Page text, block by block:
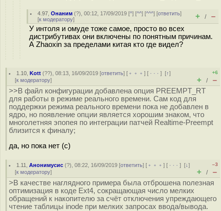
4.97 ,Онаним (?), 00:12, 17/09/2019 [^] [^^] [^^^] [ответить]
[к модератору] + / –
У интоля и омуде тоже самое, просто во всех
дистрибутивах они включены по понятным причинам.
А Zhaoxin за пределами китая кто где видел?
1.10 ,Kott (??), 08:13, 16/09/2019 [ответить] [ ﹢﹢﹢] [ · · ·][↑]
[к модератору]
+6
+ / –
>>В файл конфигурации добавлена опция PREEMPT_RT
для работы в режиме реального времени. Сам код для
поддержки режима реального времени пока не добавлен в
ядро, но появление опции является хорошим знаком, что
многолетняя эпопея по интеграции патчей Realtime-Preempt
близится к финалу;
да, но пока нет (с)
1.11 ,Анонимусис (?), 08:22, 16/09/2019 [ответить] [ ﹢﹢﹢] [ · · ·][↓]
[к модератору]
–3
+ / –
>В качестве наглядного примера была отброшена полезная
оптимизация в коде Ext4, сокращающая число мелких
обращений к накопителю за счёт отключения упреждающего
чтение таблицы inode при мелких запросах ввода/вывода.